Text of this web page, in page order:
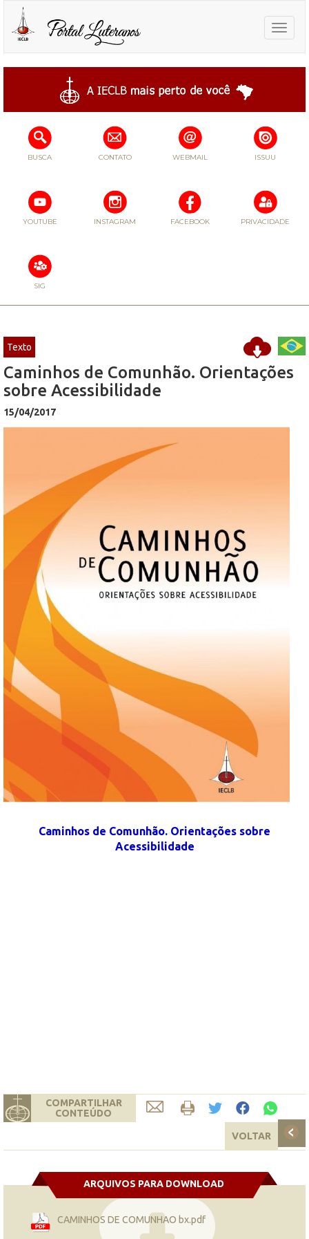
Toggle
BUSCA CONTATO WEBMAIL ISSUU
YOUTUBE INSTAGRAM FACEBOOK PRIVACIDADE
SIG
Texto
Caminhos de Comunhão. Orientações
sobre Acessibilidade
15/04/2017
Caminhos de Comunhão. Orientações sobre
Acessibilidade
COMPARTILHAR
CONTEÚDO
VOLTAR
ARQUIVOS PARA DOWNLOAD
CAMINHOS DE COMUNHAO bx.pdf